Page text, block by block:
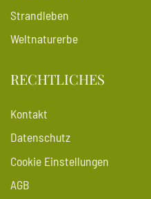
Strandleben
Weltnaturerbe
RECHTLICHES
Kontakt
Datenschutz
Cookie Einstellungen
AGB